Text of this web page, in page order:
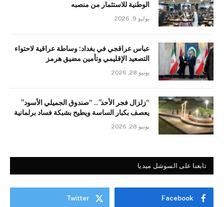
الوطنية للاستثمار من منصبه
يوليو 9, 2026
عباس عراقجي في بغداد: وساطة عراقية لاحتواء
التصعيد الإقليمي وتأمين مضيق هرمز
يونيو 28, 2026
“زلزال فجر الأحد”.. “صندوق الجميلي الأسود”
يعصف بكبار الساسة ويطيح بشبكة فساد برلمانية
يونيو 28, 2026
تابعنا على السوشل ميديا
Facebook
Twitter